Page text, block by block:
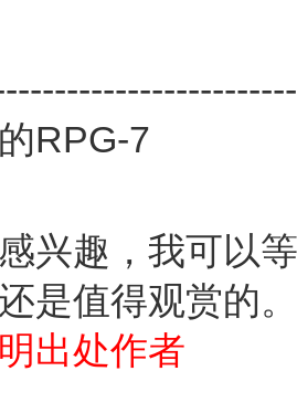
RPG-7
兴趣，我可以
是值得观赏的。
出处作者